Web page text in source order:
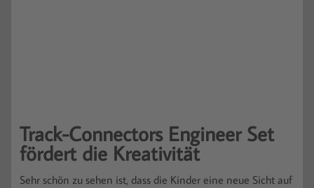
Track-Connectors Engineer Set
fördert die Kreativität
Sehr schön zu sehen ist, dass die Kinder eine neue Sicht auf